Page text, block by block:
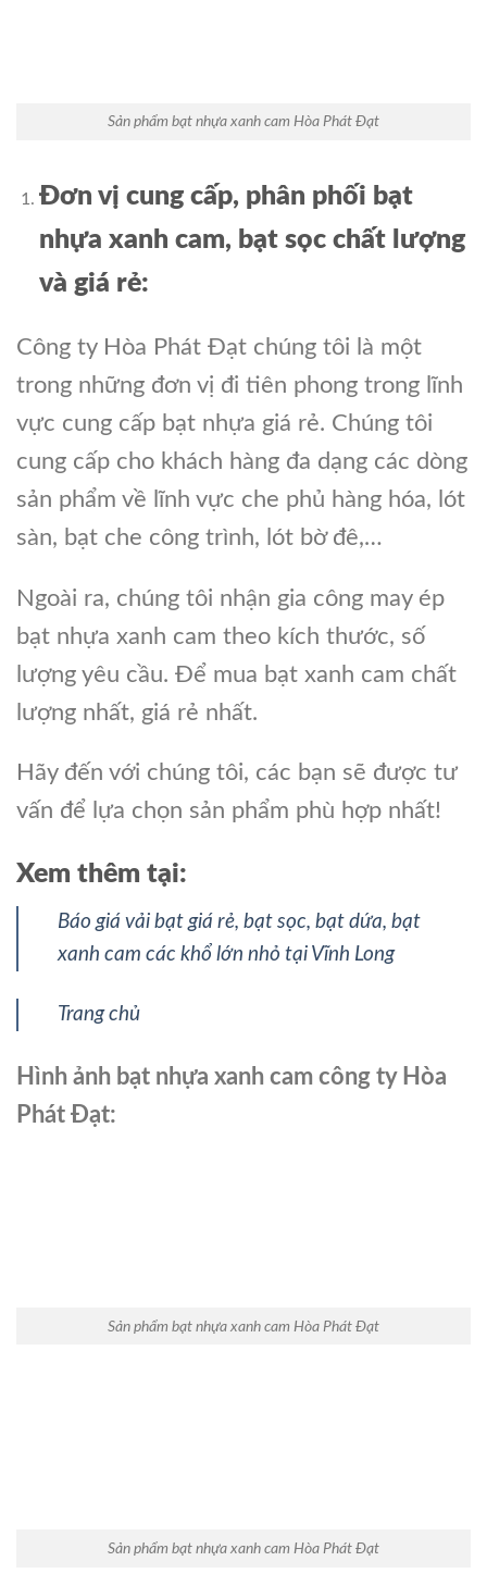
Sản phẩm bạt nhựa xanh cam Hòa Phát Đạt
Đơn vị cung cấp, phân phối bạt
nhựa xanh cam, bạt sọc chất lượng
và giá rẻ:
Công ty Hòa Phát Đạt chúng tôi là một
trong những đơn vị đi tiên phong trong lĩnh
vực cung cấp bạt nhựa giá rẻ. Chúng tôi
cung cấp cho khách hàng đa dạng các dòng
sản phẩm về lĩnh vực che phủ hàng hóa, lót
sàn, bạt che công trình, lót bờ đê,…
Ngoài ra, chúng tôi nhận gia công may ép
bạt nhựa xanh cam theo kích thước, số
lượng yêu cầu. Để mua bạt xanh cam chất
lượng nhất, giá rẻ nhất.
Hãy đến với chúng tôi, các bạn sẽ được tư
vấn để lựa chọn sản phẩm phù hợp nhất!
Xem thêm tại:
Báo giá vải bạt giá rẻ, bạt sọc, bạt dứa, bạt
xanh cam các khổ lớn nhỏ tại Vĩnh Long
Trang chủ
Hình ảnh bạt nhựa xanh cam công ty Hòa
Phát Đạt:
Sản phẩm bạt nhựa xanh cam Hòa Phát Đạt
Sản phẩm bạt nhựa xanh cam Hòa Phát Đạt